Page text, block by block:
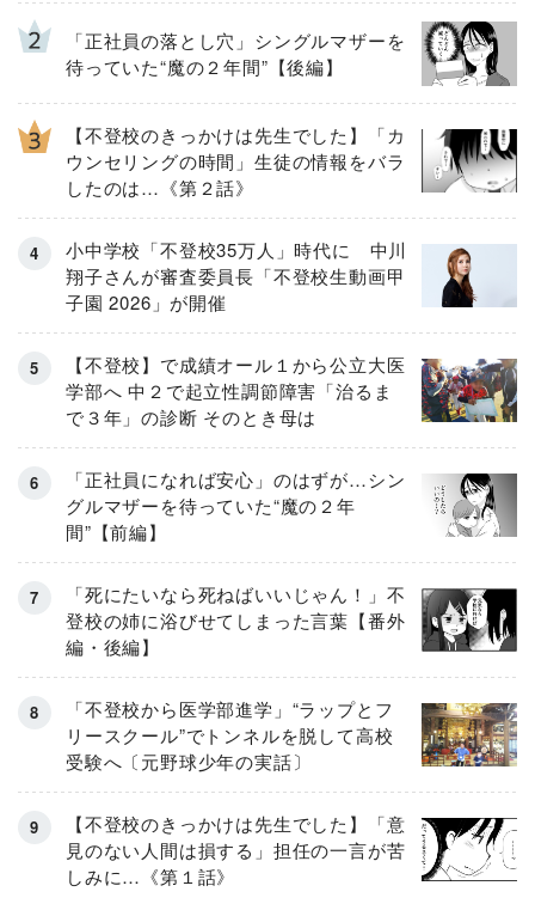
「正社員の落とし穴」シングルマザーを
待っていた“魔の２年間”【後編】
【不登校のきっかけは先生でした】「カ
ウンセリングの時間」生徒の情報をバラ
したのは…《第２話》
小中学校「不登校35万人」時代に 中川
翔子さんが審査委員長「不登校生動画甲
子園 2026」が開催
【不登校】で成績オール１から公立大医
学部へ 中２で起立性調節障害「治るま
で３年」の診断 そのとき母は
「正社員になれば安心」のはずが…シン
グルマザーを待っていた“魔の２年
間”【前編】
「死にたいなら死ねばいいじゃん！」不
登校の姉に浴びせてしまった言葉【番外
編・後編】
「不登校から医学部進学」“ラップとフ
リースクール”でトンネルを脱して高校
受験へ〔元野球少年の実話〕
【不登校のきっかけは先生でした】「意
見のない人間は損する」担任の一言が苦
しみに…《第１話》